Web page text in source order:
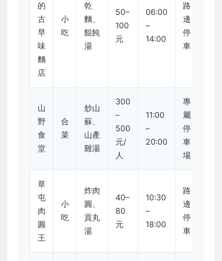
的
古
早
味
麵
店
小
吃
乾
麵、
餛飩
湯
50–
100
元
06:00
–
14:00
路
邊
停
車
山
野
食
堂
合
菜
炒山
蘇、
山產
雞湯
300
–
500
元/
人
11:00
–
20:00
專
屬
停
車
場
草
屯
肉
圓
王
小
吃
炸肉
圓、
貢丸
湯
40–
80
元
10:30
–
18:00
路
邊
停
車